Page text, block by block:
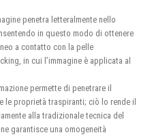
penetra letteralmente nello
in questo modo di ottenere
a contatto con la pelle
in cui l’immagine è applicata al
permette di penetrare il
proprietà traspiranti; ciò lo rende il
alla tradizionale tecnica del
garantisce una omogeneità